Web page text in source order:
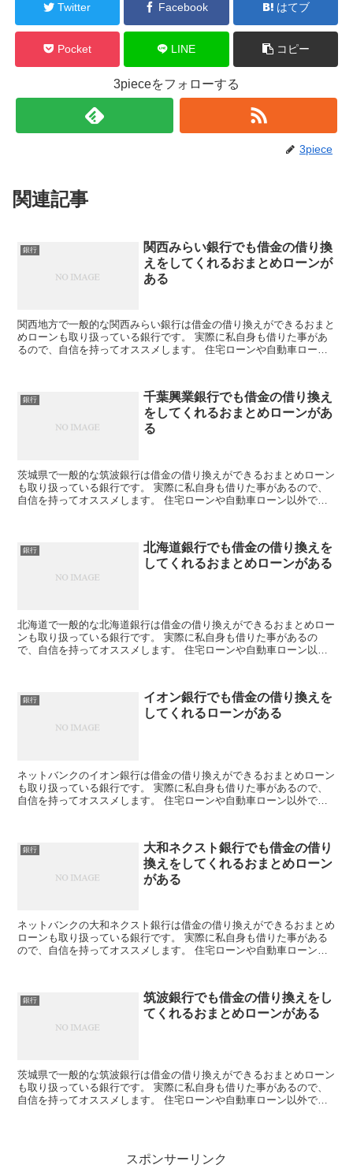
Twitter Facebook はてブ
Pocket LINE コピー
3pieceをフォローする
3piece
関連記事
銀行
関西みらい銀行でも借金の借り換
えをしてくれるおまとめローンが
ある
関西地方で一般的な関西みらい銀行は借金の借り換えができるおまと
めローンも取り扱っている銀行です。 実際に私自身も借りた事があ
るので、自信を持ってオススメします。 住宅ローンや自動車ローン
銀行
千葉興業銀行でも借金の借り換え
をしてくれるおまとめローンがあ
る
茨城県で一般的な筑波銀行は借金の借り換えができるおまとめローン
も取り扱っている銀行です。 実際に私自身も借りた事があるので、
自信を持ってオススメします。 住宅ローンや自動車ローン以外でも
銀行
北海道銀行でも借金の借り換えを
してくれるおまとめローンがある
北海道で一般的な北海道銀行は借金の借り換えができるおまとめロー
ンも取り扱っている銀行です。 実際に私自身も借りた事があるの
で、自信を持ってオススメします。 住宅ローンや自動車ローン以外
銀行
イオン銀行でも借金の借り換えを
してくれるローンがある
ネットバンクのイオン銀行は借金の借り換えができるおまとめローン
も取り扱っている銀行です。 実際に私自身も借りた事があるので、
自信を持ってオススメします。 住宅ローンや自動車ローン以外でも
銀行
大和ネクスト銀行でも借金の借り
換えをしてくれるおまとめローン
がある
ネットバンクの大和ネクスト銀行は借金の借り換えができるおまとめ
ローンも取り扱っている銀行です。 実際に私自身も借りた事がある
ので、自信を持ってオススメします。 住宅ローンや自動車ローン以
銀行
筑波銀行でも借金の借り換えをし
てくれるおまとめローンがある
茨城県で一般的な筑波銀行は借金の借り換えができるおまとめローン
も取り扱っている銀行です。 実際に私自身も借りた事があるので、
自信を持ってオススメします。 住宅ローンや自動車ローン以外でも
スポンサーリンク